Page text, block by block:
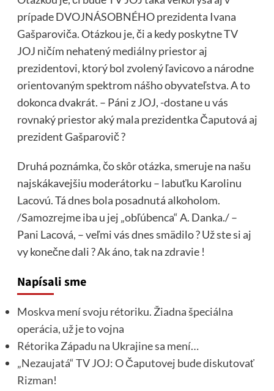
prípade DVOJNÁSOBNÉHO prezidenta Ivana
Gašparoviča. Otázkou je, či a kedy poskytne TV
JOJ ničím nehatený mediálny priestor aj
prezidentovi, ktorý bol zvolený ľavicovo a národne
orientovaným spektrom nášho obyvateľstva. A to
dokonca dvakrát. – Páni z JOJ, -dostane u vás
rovnaký priestor aký mala prezidentka Čaputová aj
prezident Gašparovič ?
Druhá poznámka, čo skôr otázka, smeruje na našu
najskákavejšiu moderátorku – labuťku Karolinu
Lacovú. Tá dnes bola posadnutá alkoholom.
/Samozrejme iba u jej „obľúbenca“ A. Danka./ –
Pani Lacová, – veľmi vás dnes smädilo ? Už ste si aj
vy konečne dali ? Ak áno, tak na zdravie !
Napísali sme
Moskva mení svoju rétoriku. Žiadna špeciálna
operácia, už je to vojna
Rétorika Západu na Ukrajine sa mení…
„Nezaujatá“ TV JOJ: O Čaputovej bude diskutovať
Rizman!